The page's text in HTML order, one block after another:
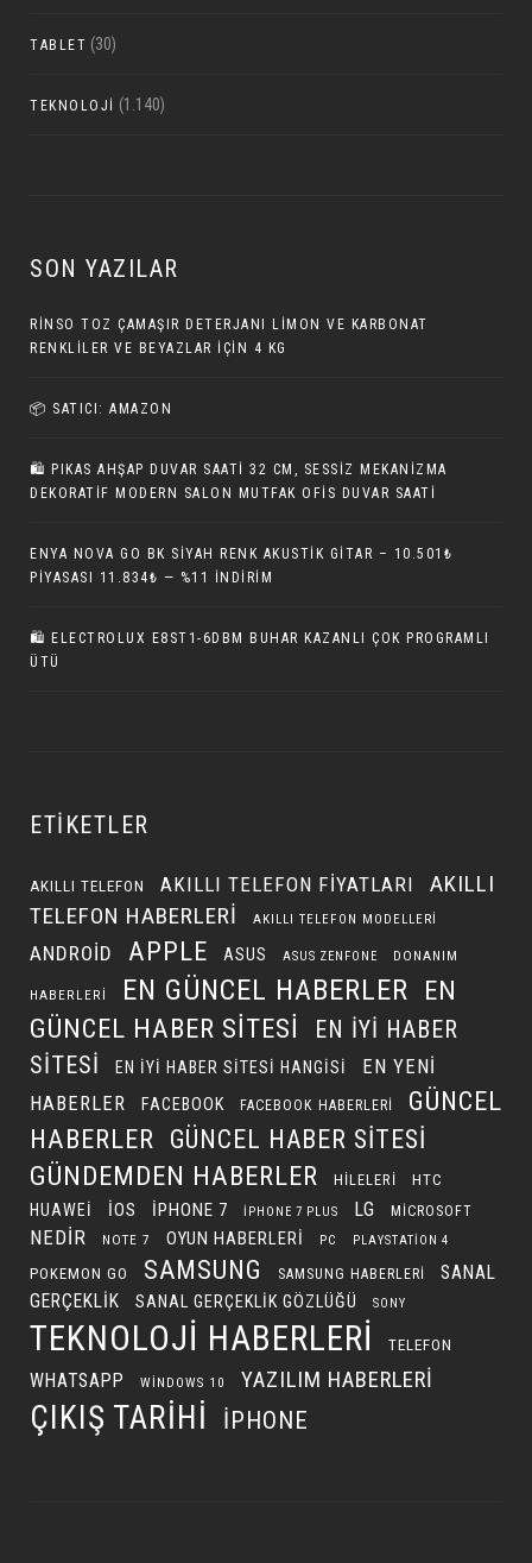
TABLET (30)
TEKNOLOJI (1.140)
SON YAZILAR
RINSO TOZ ÇAMAŞIR DETERJANI LIMON VE KARBONAT
RENKLILER VE BEYAZLAR İÇIN 4 KG
📦 SATICI: AMAZON
🛍️ PIKAS AHŞAP DUVAR SAATI 32 CM, SESSIZ MEKANIZMA
DEKORATIF MODERN SALON MUTFAK OFIS DUVAR SAATI
ENYA NOVA GO BK SIYAH RENK AKUSTIK GITAR – 10.501₺
PIYASASI 11.834₺ — %11 İNDIRIM
🛍 ELECTROLUX E8ST1-6DBM BUHAR KAZANLI ÇOK PROGRAMLI
ÜTÜ
ETIKETLER
AKILLI TELEFON AKILLI TELEFON FIYATLARI
AKILLI
TELEFON HABERLERI
AKILLI TELEFON MODELLERI
ANDROID APPLE ASUS ASUS ZENFONE DONANIM
HABERLERI EN GÜNCEL HABERLER EN
GÜNCEL HABER SITESI
EN IYI HABER
SITESI
EN IYI HABER SITESI HANGISI
EN YENI
HABERLER
FACEBOOK FACEBOOK HABERLERI
GÜNCEL
HABERLER
GÜNCEL HABER SITESI
GÜNDEMDEN HABERLER HILELERI HTC
HUAWEI IOS IPHONE 7 IPHONE 7 PLUS LG MICROSOFT
NEDIR NOTE 7 OYUN HABERLERI PC PLAYSTATION 4
POKEMON GO SAMSUNG SAMSUNG HABERLERI
SANAL
GERÇEKLIK
SANAL GERÇEKLIK GÖZLÜĞÜ SONY
TEKNOLOJI HABERLERI TELEFON
WHATSAPP WINDOWS 10 YAZILIM HABERLERI
ÇIKIŞ TARIHI İPHONE